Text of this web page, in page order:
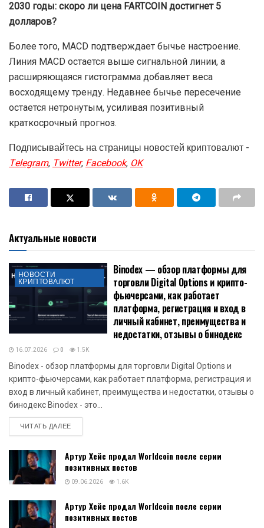
2030 годы: скоро ли цена FARTCOIN достигнет 5
долларов?
Более того, MACD подтверждает бычье настроение.
Линия MACD остается выше сигнальной линии, а
расширяющаяся гистограмма добавляет веса
восходящему тренду. Недавнее бычье пересечение
остается нетронутым, усиливая позитивный
краткосрочный прогноз.
Подписывайтесь на страницы новостей криптовалют -
Telegram,Twitter,Facebook,OK
Актуальные новости
НОВОСТИ
КРИПТОВАЛЮТ
Binodex — обзор платформы для
торговли Digital Options и крипто-
фьючерсами, как работает
платформа, регистрация и вход в
личный кабинет, преимущества и
недостатки, отзывы о бинодекс
16.07.2026 0 1.5K
Binodex - обзор платформы для торговли Digital Options и
крипто-фьючерсами, как работает платформа, регистрация и
вход в личный кабинет, преимущества и недостатки, отзывы о
бинодекс Binodex - это...
ЧИТАТЬ ДАЛЕЕDETAILS
Артур Хейс продал Worldcoin после серии
позитивных постов
09.06.2026 1.6K
Артур Хейс продал Worldcoin после серии
позитивных постов